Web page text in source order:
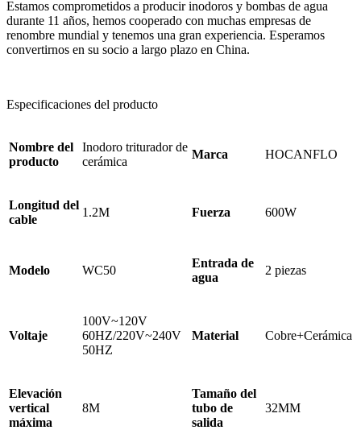
Estamos comprometidos a producir inodoros y bombas de agua
durante 11 años, hemos cooperado con muchas empresas de
renombre mundial y tenemos una gran experiencia. Esperamos
convertirnos en su socio a largo plazo en China.
Especificaciones del producto
Nombre del
producto
Inodoro triturador de
cerámica
Marca HOCANFLO
Longitud del
cable
1.2M Fuerza 600W
Modelo WC50
Entrada de
agua
2 piezas
Voltaje
100V~120V
60HZ/220V~240V
50HZ
Material Cobre+Cerámica
Elevación
vertical
máxima
8M
Tamaño del
tubo de
salida
32MM